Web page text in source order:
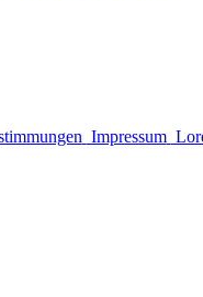
Impressum